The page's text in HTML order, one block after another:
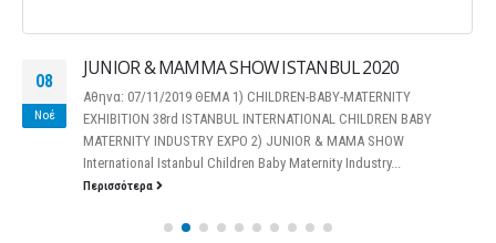
08
Νοέ
JUNIOR & MAMMA SHOW ISTANBUL 2020
Αθηνα: 07/11/2019 ΘΕΜΑ 1) CHILDREN-BABY-MATERNITY
EXHIBITION 38rd ISTANBUL INTERNATIONAL CHILDREN BABY
MATERNITY INDUSTRY EXPO 2) JUNIOR & MAMA SHOW
International Istanbul Children Baby Maternity Industry...
Περισσότερα